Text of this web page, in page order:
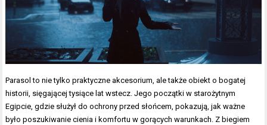
Parasol to nie tylko praktyczne akcesorium, ale także obiekt o bogatej
historii, sięgającej tysiące lat wstecz. Jego początki w starożytnym
Egipcie, gdzie służył do ochrony przed słońcem, pokazują, jak ważne
było poszukiwanie cienia i komfortu w gorących warunkach. Z biegiem